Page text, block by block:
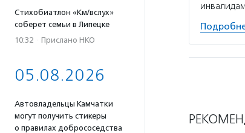
Стихобиатлон «Км/вслух»
соберет семьи в Липецке
10:32 · Прислано НКО
05.08.2026
Автовладельцы Камчатки
могут получить стикеры
о правилах добрососедства